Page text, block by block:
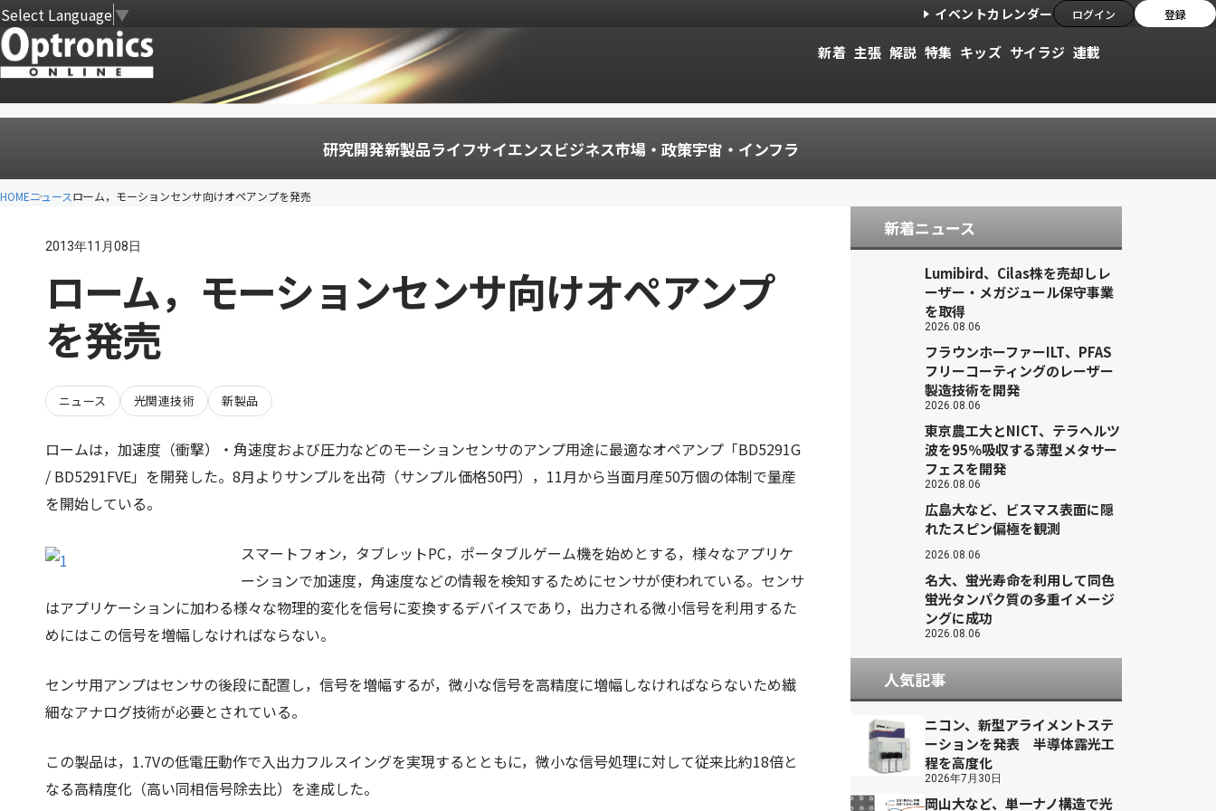
Select Language▼ イベントカレンダー ログイン 登録
新着 主張 解説 特集 キッズ サイラジ 連載
研究開発新製品ライフサイエンスビジネス市場・政策宇宙・インフラ
HOMEニュースローム，モーションセンサ向けオペアンプを発売
2013年11月08日
ローム，モーションセンサ向けオペアンプ
を発売
ニュース 光関連技術 新製品
ロームは，加速度（衝撃）・角速度および圧力などのモーションセンサのアンプ用途に最適なオペアンプ「BD5291G
/ BD5291FVE」を開発した。8月よりサンプルを出荷（サンプル価格50円），11月から当面月産50万個の体制で量産
を開始している。
スマートフォン，タブレットPC，ポータブルゲーム機を始めとする，様々なアプリケ
ーションで加速度，角速度などの情報を検知するためにセンサが使われている。センサ
はアプリケーションに加わる様々な物理的変化を信号に変換するデバイスであり，出力される微小信号を利用するた
めにはこの信号を増幅しなければならない。
センサ用アンプはセンサの後段に配置し，信号を増幅するが，微小な信号を高精度に増幅しなければならないため繊
細なアナログ技術が必要とされている。
この製品は，1.7Vの低電圧動作で入出力フルスイングを実現するとともに，微小な信号処理に対して従来比約18倍と
なる高精度化（高い同相信号除去比）を達成した。
新着ニュース
Lumibird、Cilas株を売却しレ
ーザー・メガジュール保守事業
を取得
2026.08.06
フラウンホーファーILT、PFAS
フリーコーティングのレーザー
製造技術を開発
2026.08.06
東京農工大とNICT、テラヘルツ
波を95％吸収する薄型メタサー
フェスを開発
2026.08.06
広島大など、ビスマス表面に隠
れたスピン偏極を観測
2026.08.06
名大、蛍光寿命を利用して同色
蛍光タンパク質の多重イメージ
ングに成功
2026.08.06
人気記事
ニコン、新型アライメントステ
ーションを発表 半導体露光工
程を高度化
2026年7月30日
岡山大など、単一ナノ構造で光